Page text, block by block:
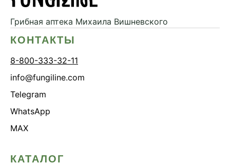
Грибная аптека Михаила Вишневского
КОНТАКТЫ
8-800-333-32-11
info@fungiline.com
Telegram
WhatsApp
MAX
КАТАЛОГ